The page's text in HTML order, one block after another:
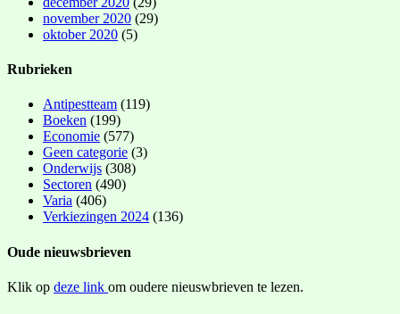
november 2020 (29)
oktober 2020 (5)
Rubrieken
Antipestteam (119)
Boeken (199)
Economie (577)
Geen categorie (3)
Onderwijs (308)
Sectoren (490)
Varia (406)
Verkiezingen 2024 (136)
Oude nieuwsbrieven
Klik op deze link om oudere nieuswbrieven te lezen.